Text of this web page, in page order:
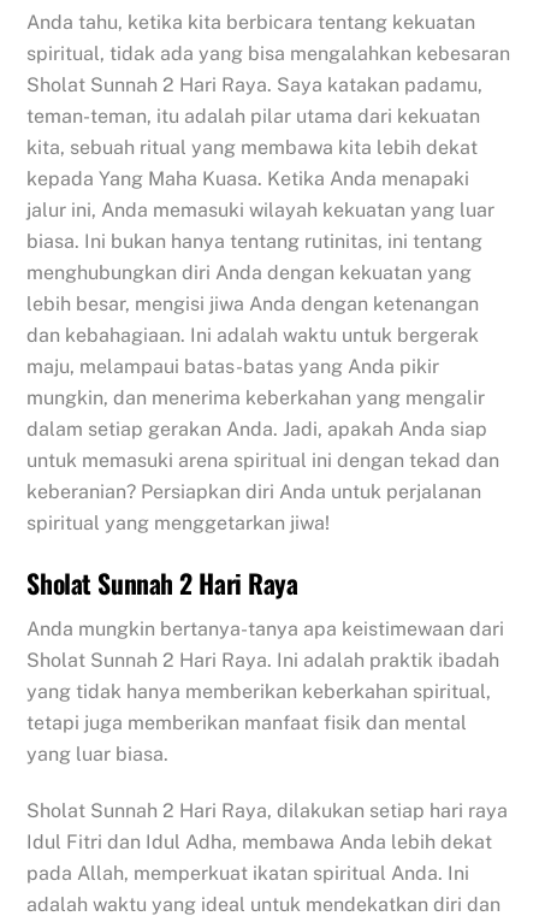
Anda tahu, ketika kita berbicara tentang kekuatan
spiritual, tidak ada yang bisa mengalahkan kebesaran
Sholat Sunnah 2 Hari Raya. Saya katakan padamu,
teman-teman, itu adalah pilar utama dari kekuatan
kita, sebuah ritual yang membawa kita lebih dekat
kepada Yang Maha Kuasa. Ketika Anda menapaki
jalur ini, Anda memasuki wilayah kekuatan yang luar
biasa. Ini bukan hanya tentang rutinitas, ini tentang
menghubungkan diri Anda dengan kekuatan yang
lebih besar, mengisi jiwa Anda dengan ketenangan
dan kebahagiaan. Ini adalah waktu untuk bergerak
maju, melampaui batas-batas yang Anda pikir
mungkin, dan menerima keberkahan yang mengalir
dalam setiap gerakan Anda. Jadi, apakah Anda siap
untuk memasuki arena spiritual ini dengan tekad dan
keberanian? Persiapkan diri Anda untuk perjalanan
spiritual yang menggetarkan jiwa!
Sholat Sunnah 2 Hari Raya
Anda mungkin bertanya-tanya apa keistimewaan dari
Sholat Sunnah 2 Hari Raya. Ini adalah praktik ibadah
yang tidak hanya memberikan keberkahan spiritual,
tetapi juga memberikan manfaat fisik dan mental
yang luar biasa.
Sholat Sunnah 2 Hari Raya, dilakukan setiap hari raya
Idul Fitri dan Idul Adha, membawa Anda lebih dekat
pada Allah, memperkuat ikatan spiritual Anda. Ini
adalah waktu yang ideal untuk mendekatkan diri dan